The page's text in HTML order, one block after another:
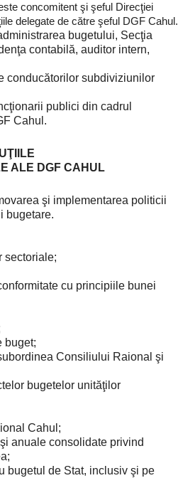
concomitent şi şeful Direcţiei
delegate de către şeful DGF Cahul.
bugetului, Secţia
contabilă, auditor intern,
subdiviziunilor
publici din cadrul
Cahul.
ALE DGF CAHUL
şi implementarea politicii
bugetare.
sectoriale;
cu principiile bunei
buget;
Consiliului Raional şi
bugetelor unităţilor
Cahul;
anuale consolidate privind
bugetul de Stat, inclusiv şi pe